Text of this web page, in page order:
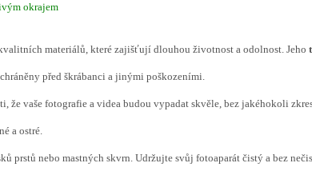
okrajem
materiálů, které zajišťují dlouhou životnost a odolnost. Jeho
před škrábanci a jinými poškozeními.
že vaše fotografie a videa budou vypadat skvěle, bez jakéhokoli
a ostré.
prstů nebo mastných skvrn. Udržujte svůj fotoaparát čistý a bez